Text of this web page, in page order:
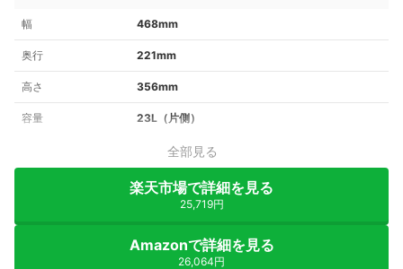
幅 468mm
奥行 221mm
高さ 356mm
容量 23L（片側）
全部見る
楽天市場で詳細を見る
25,719円
Amazonで詳細を見る
26,064円